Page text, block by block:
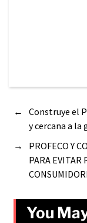
←
Construye el
y cercana a
→
PROFECO Y
PARA EVITAR
You